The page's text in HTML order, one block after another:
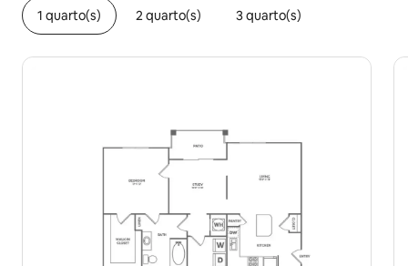
1 quarto(s) 2 quarto(s) 3 quarto(s)